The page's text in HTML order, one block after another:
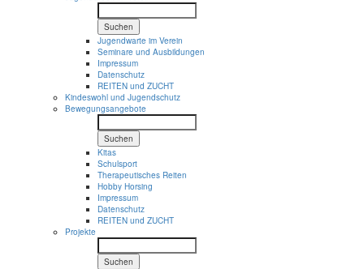
Suchen
Jugendwarte im Verein
Seminare und Ausbildungen
Impressum
Datenschutz
REITEN und ZUCHT
Kindeswohl und Jugendschutz
Bewegungsangebote
Suchen
Kitas
Schulsport
Therapeutisches Reiten
Hobby Horsing
Impressum
Datenschutz
REITEN und ZUCHT
Projekte
Suchen